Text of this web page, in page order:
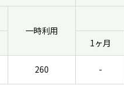
一時利用
1ヶ月
260 -